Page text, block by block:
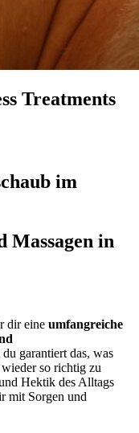
Treatments
im
Massagen in
dir eine umfangreiche
garantiert das, was
so richtig zu
Hektik des Alltags
mit Sorgen und